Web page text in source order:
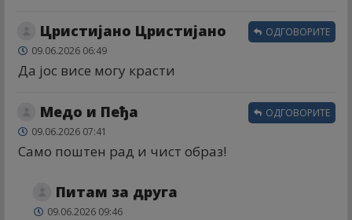
Цристијано Цристијано
09.06.2026 06:49
Да јос висе могу красти
ОДГОВОРИТЕ
Медо и Пеђа
09.06.2026 07:41
Само поштен рад и чист образ!
ОДГОВОРИТЕ
Питам за друга
09.06.2026 09:46